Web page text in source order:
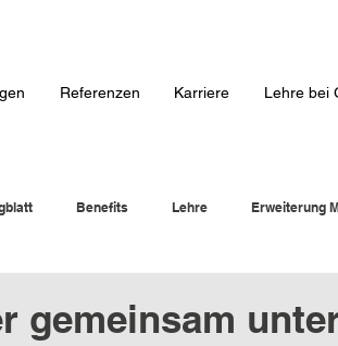
Referenzen Karriere Lehre bei
Benefits Lehre Erweiterung
gemeinsam